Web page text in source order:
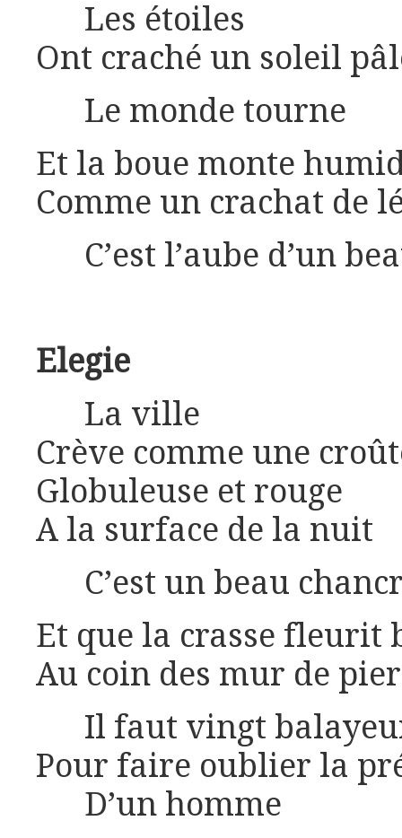
Les étoiles
Ont craché un soleil
Le monde tourne
Et la boue monte
Comme un crachat de
C’est l’aube d’un
Elegie
La ville
Crève comme une
Globuleuse et rouge
A la surface de la nuit
C’est un beau
Et que la crasse fleurit
Au coin des mur de
Il faut vingt
Pour faire oublier la
D’un homme